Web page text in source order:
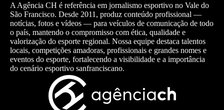
A Agência CH é referência em jornalismo esportivo no Vale do
São Francisco. Desde 2011, produz conteúdo profissional —
notícias, fotos e vídeos — para veículos de comunicação de todo
o país, mantendo o compromisso com ética, qualidade e
valorização do esporte regional. Nossa equipe destaca talentos
locais, competições amadoras, profissionais e grandes nomes e
eventos do esporte, fortalecendo a visibilidade e a importância
do cenário esportivo sanfranciscano.